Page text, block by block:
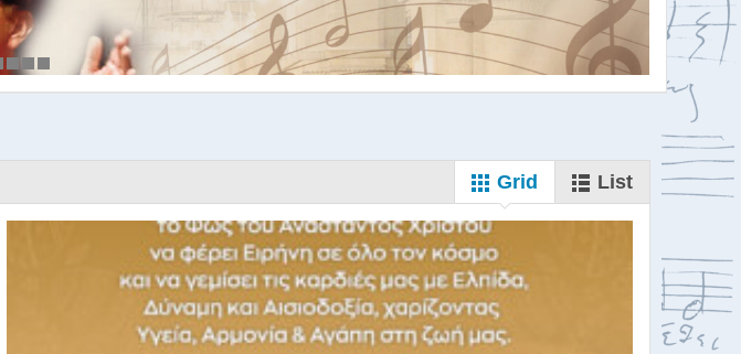
Grid List